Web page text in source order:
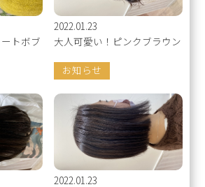
トボブ
2022.01.23
大人可愛い！ピンクブラウン
お知らせ
2022.01.23